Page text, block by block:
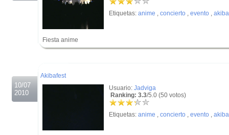
Etiquetas: anime , concierto , evento ,
Fiesta anime
10/07
2010
Akibafest
Usuario: Jadviga
Ranking: 3.3/5.0 (50 votos)
Etiquetas: anime , concierto , evento ,